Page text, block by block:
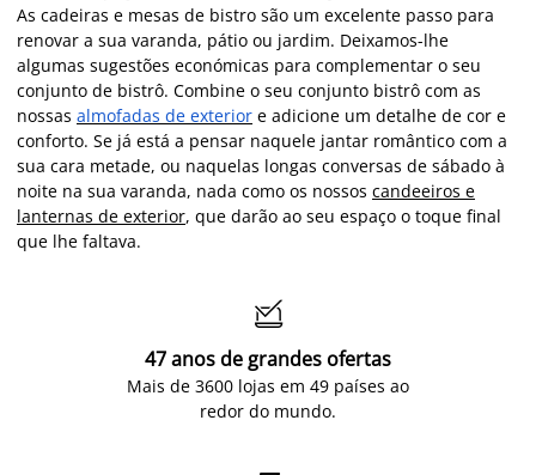
As cadeiras e mesas de bistro são um excelente passo para
renovar a sua varanda, pátio ou jardim. Deixamos-lhe
algumas sugestões económicas para complementar o seu
conjunto de bistrô. Combine o seu conjunto bistrô com as
nossas almofadas de exterior e adicione um detalhe de cor e
conforto. Se já está a pensar naquele jantar romântico com a
sua cara metade, ou naquelas longas conversas de sábado à
noite na sua varanda, nada como os nossos candeeiros e
lanternas de exterior, que darão ao seu espaço o toque final
que lhe faltava.

47 anos de grandes ofertas
Mais de 3600 lojas em 49 países ao
redor do mundo.